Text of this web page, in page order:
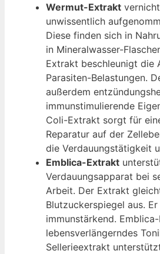
Wermut-Extrakt
unwissentlich
Diese finden sich in
in Mineralwasser-
Extrakt beschleunigt die
Parasiten-Belastungen.
außerdem
immunstimulierende
Coli-Extrakt sorgt für
Reparatur auf der
die Verdauungstätigkeit
Emblica-Extrakt
Verdauungsapparat bei
Arbeit. Der Extrakt
Blutzuckerspiegel aus.
immunstärkend.
lebensverlängerndes
Sellerieextrakt